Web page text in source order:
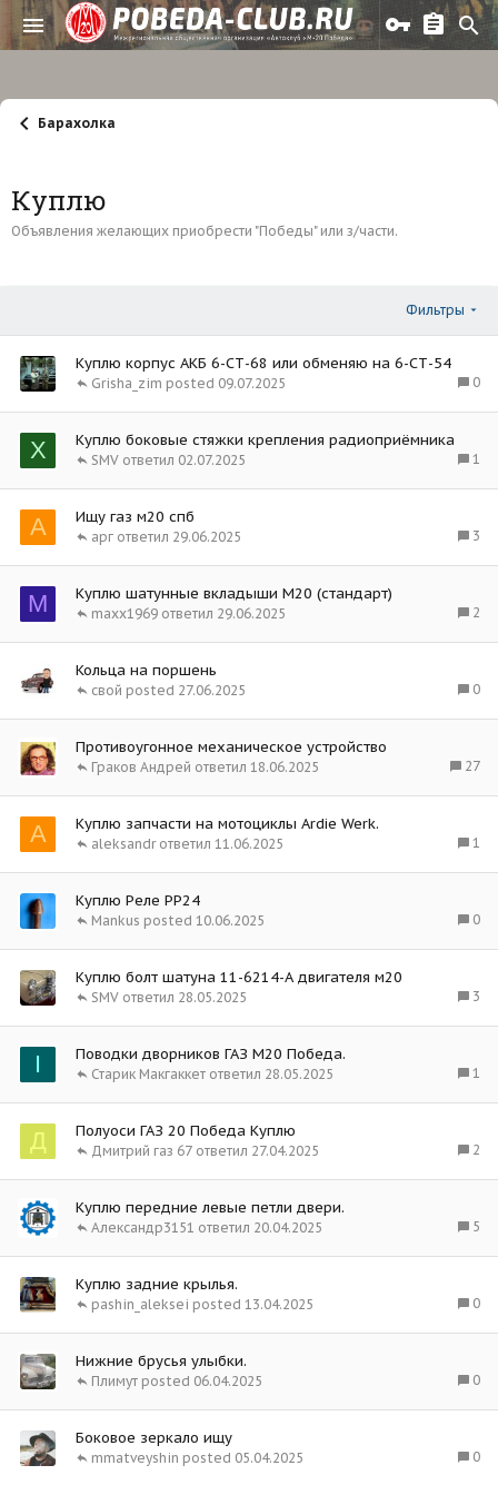
Барахолка
Куплю
Объявления желающих приобрести "Победы" или з/части.
Фильтры
Куплю корпус АКБ 6-СТ-68 или обменяю на 6-СТ-54
0
09.07.2025
Grisha_zim
Х Куплю боковые стяжки крепления радиоприёмника
1
02.07.2025
SMV
А Ищу газ м20 спб
3
29.06.2025
арг
M Куплю шатунные вкладыши М20 (стандарт)
2
29.06.2025
maxx1969
Кольца на поршень
0
27.06.2025
свой
Противоугонное механическое устройство
27
18.06.2025
Граков Андрей
A Куплю запчасти на мотоциклы Ardie Werk.
1
11.06.2025
aleksandr
Куплю Реле РР24
0
10.06.2025
Mankus
Куплю болт шатуна 11-6214-А двигателя м20
3
28.05.2025
SMV
I Поводки дворников ГАЗ М20 Победа.
1
28.05.2025
Старик Макгаккет
Д Полуоси ГАЗ 20 Победа Куплю
2
27.04.2025
Дмитрий газ 67
Куплю передние левые петли двери.
5
20.04.2025
Александр3151
Куплю задние крылья.
0
13.04.2025
pashin_aleksei
Нижние брусья улыбки.
0
06.04.2025
Плимут
Боковое зеркало ищу
0
05.04.2025
mmatveyshin